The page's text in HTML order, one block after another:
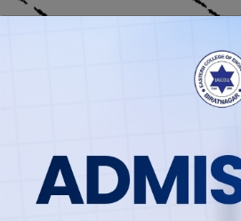
, दुहबीमा जारी मनमोहन दुहबी